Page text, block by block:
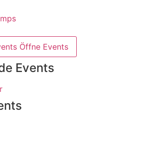
Öffne Events
Events